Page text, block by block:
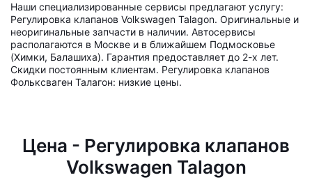
Наши специализированные сервисы предлагают услугу:
Регулировка клапанов Volkswagen Talagon. Оригинальные и
неоригинальные запчасти в наличии. Автосервисы
располагаются в Москве и в ближайшем Подмосковье
(Химки, Балашиха). Гарантия предоставляет до 2-х лет.
Скидки постоянным клиентам. Регулировка клапанов
Фольксваген Талагон: низкие цены.
Цена - Регулировка клапанов
Volkswagen Talagon